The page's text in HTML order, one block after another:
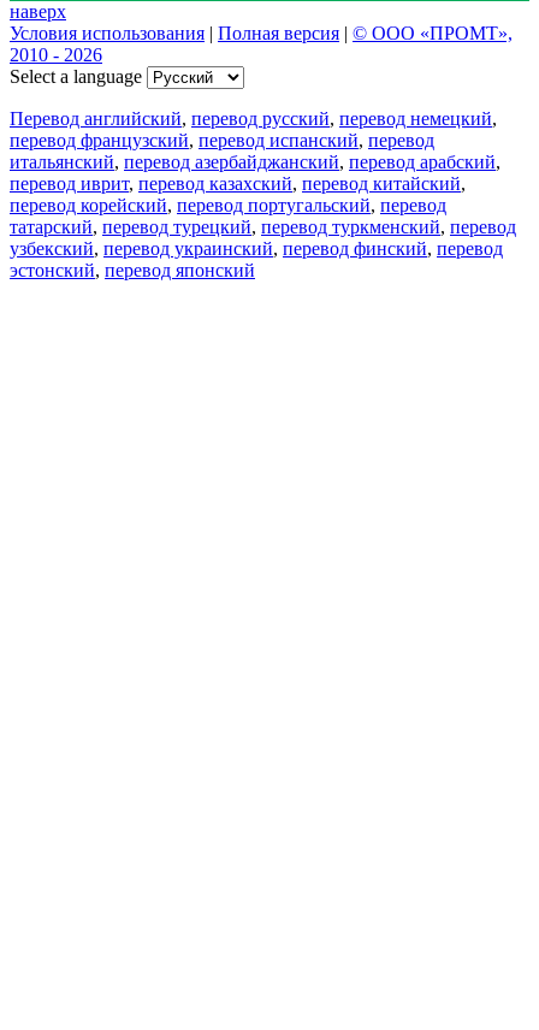
наверх
Условия использования | Полная версия | © ООО «ПРОМТ»,
2010 - 2026
Select a language
Перевод английский, перевод русский, перевод немецкий,
перевод французский, перевод испанский, перевод
итальянский, перевод азербайджанский, перевод арабский,
перевод иврит, перевод казахский, перевод китайский,
перевод корейский, перевод португальский, перевод
татарский, перевод турецкий, перевод туркменский, перевод
узбекский, перевод украинский, перевод финский, перевод
эстонский, перевод японский